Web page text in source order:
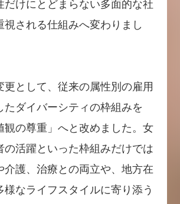
だけにとどまらない多面的な社
視される仕組みへ変わりまし
更として、従来の属性別の雇用
たダイバーシティの枠組みを
観の尊重」へと改めました。女
の活躍といった枠組みだけでは
介護、治療との両立や、地方在
様なライフスタイルに寄り添う